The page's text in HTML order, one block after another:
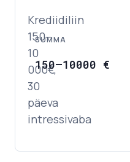
Krediidiliin
150–
10
000€,
30
päeva
intressivaba
SUMMA
150–10000 €